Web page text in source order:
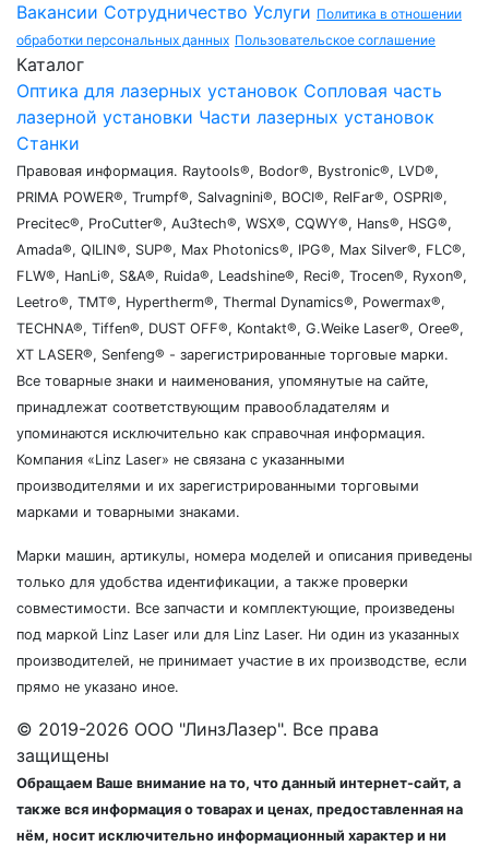
Вакансии Сотрудничество Услуги Политика в отношении
обработки персональных данных Пользовательское соглашение
Каталог
Оптика для лазерных установок Сопловая часть
лазерной установки Части лазерных установок
Станки
Правовая информация. Raytools®, Bodor®, Bystronic®, LVD®,
PRIMA POWER®, Trumpf®, Salvagnini®, BOCI®, RelFar®, OSPRI®,
Precitec®, ProCutter®, Au3tech®, WSX®, CQWY®, Hans®, HSG®,
Amada®, QILIN®, SUP®, Max Photonics®, IPG®, Max Silver®, FLC®,
FLW®, HanLi®, S&A®, Ruida®, Leadshine®, Reci®, Trocen®, Ryxon®,
Leetro®, TMT®, Hypertherm®, Thermal Dynamics®, Powermax®,
TECHNA®, Tiffen®, DUST OFF®, Kontakt®, G.Weike Laser®, Oree®,
XT LASER®, Senfeng® - зарегистрированные торговые марки.
Все товарные знаки и наименования, упомянутые на сайте,
принадлежат соответствующим правообладателям и
упоминаются исключительно как справочная информация.
Компания «Linz Laser» не связана с указанными
производителями и их зарегистрированными торговыми
марками и товарными знаками.
Марки машин, артикулы, номера моделей и описания приведены
только для удобства идентификации, а также проверки
совместимости. Все запчасти и комплектующие, произведены
под маркой Linz Laser или для Linz Laser. Ни один из указанных
производителей, не принимает участие в их производстве, если
прямо не указано иное.
© 2019-2026 ООО "ЛинзЛазер". Все права
защищены
Обращаем Ваше внимание на то, что данный интернет-сайт, а
также вся информация о товарах и ценах, предоставленная на
нём, носит исключительно информационный характер и ни